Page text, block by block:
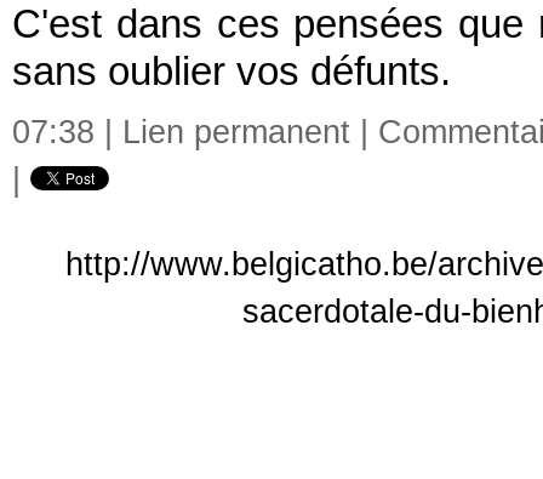
C'est dans ces pensées
sans oublier vos défunts.
07:38 | Lien permanent
http://www.belgicatho.be/
sacerdotale-du-